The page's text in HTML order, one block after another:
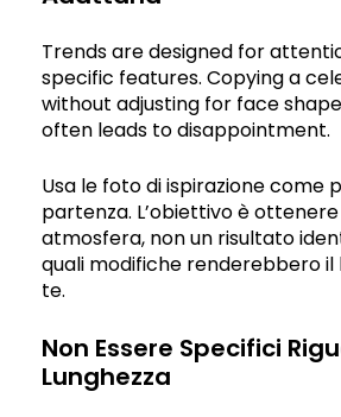
Trends are designed for
specific features. Copying a
without adjusting for face
often leads to disappointment.
Usa le foto di ispirazione come
partenza. L’obiettivo è
atmosfera, non un risultato
quali modifiche renderebbero
te.
Non Essere Specifici
Lunghezza